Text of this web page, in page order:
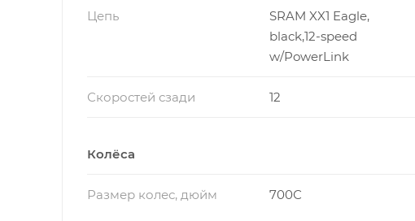
Цепь
SRAM XX1 Eagle,
black,12-speed
w/PowerLink
Скоростей сзади 12
Колёса
Размер колес, дюйм 700С